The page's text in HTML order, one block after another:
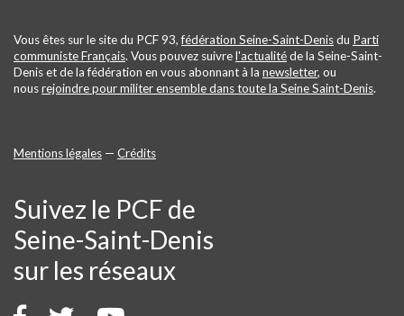
Vous êtes sur le site du PCF 93,fédération Seine-Saint-Denisdu Parti
communiste Français. Vous pouvez suivrel'actualitéde la Seine-Saint-
Denis et de la fédération en vous abonnant à la newsletter, ou
nousrejoindre pour militer ensemble dans toute la Seine Saint-Denis.
Mentions légales — Crédits
Suivez le PCF de
Seine-Saint-Denis
sur les réseaux